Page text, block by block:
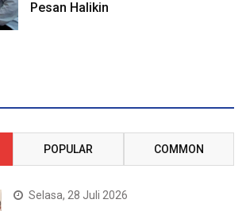
Pesan Halikin
POPULAR COMMON
Selasa, 28 Juli 2026